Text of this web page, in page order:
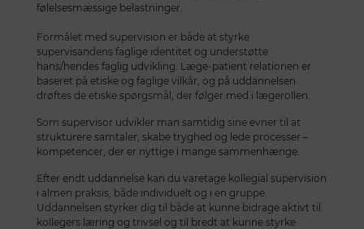
følelsesmæssige belastninger.
Formålet med supervision er både at styrke
supervisandens faglige identitet og understøtte
hans/hendes faglig udvikling. Læge-patient relationen er
baseret på etiske og faglige vilkår, og på uddannelsen
drøftes de etiske spørgsmål, der følger med i lægerollen.
Som supervisor udvikler man samtidig sine evner til at
strukturere samtaler, skabe tryghed og lede processer –
kompetencer, der er nyttige i mange sammenhænge.
Efter endt uddannelse kan du varetage kollegial supervision
i almen praksis, både individuelt og i en gruppe.
Uddannelsen styrker dig til både at kunne bidrage aktivt til
kollegers læring og trivsel og til bredt at kunne styrke